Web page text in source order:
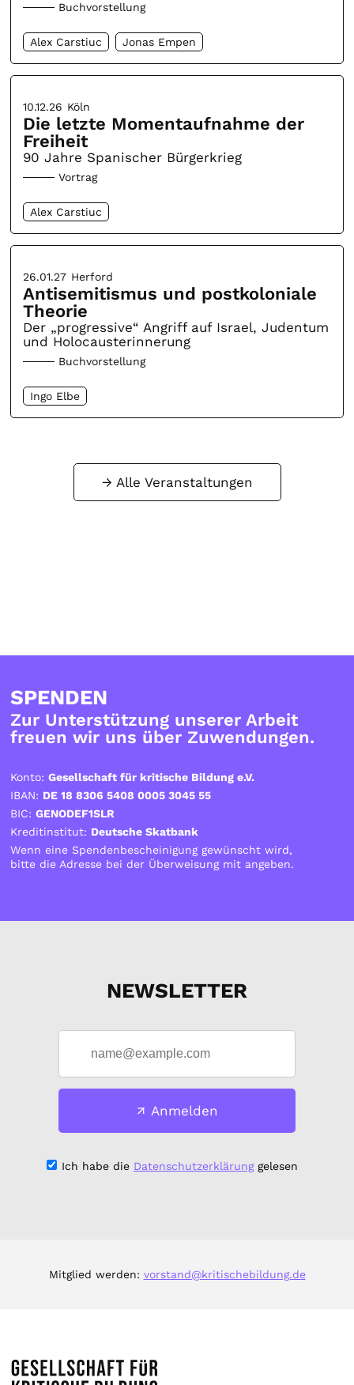
Buchvorstellung
Alex Carstiuc Jonas Empen
10.12.26 Köln
Die letzte Momentaufnahme der
Freiheit
90 Jahre Spanischer Bürgerkrieg
Vortrag
Alex Carstiuc
26.01.27 Herford
Antisemitismus und postkoloniale
Theorie
Der „progressive“ Angriff auf Israel, Judentum
und Holocausterinnerung
Buchvorstellung
Ingo Elbe
Alle Veranstaltungen
SPENDEN
Zur Unterstützung unserer Arbeit
freuen wir uns über Zuwendungen.
Konto:Gesellschaft für kritische Bildung e.V.
IBAN: DE 18 8306 5408 0005 3045 55
BIC:GENODEF1SLR
Kreditinstitut: Deutsche Skatbank
Wenn eine Spendenbescheinigung gewünscht wird,
bitte die Adresse bei der Überweisung mit angeben.
NEWSLETTER
Anmelden
Ich habe die Datenschutzerklärunggelesen
Mitglied werden: vorstand@kritischebildung.de